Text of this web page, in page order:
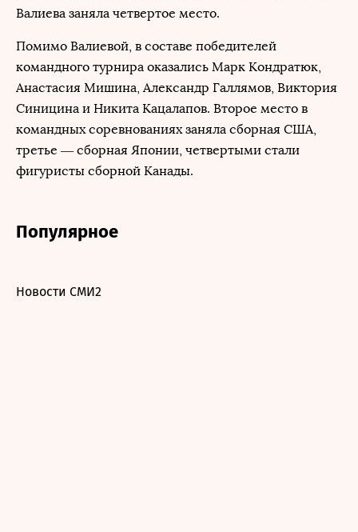
Валиева заняла четвертое место.
Помимо Валиевой, в составе победителей
командного турнира оказались Марк Кондратюк,
Анастасия Мишина, Александр Галлямов, Виктория
Синицина и Никита Кацалапов. Второе место в
командных соревнованиях заняла сборная США,
третье — сборная Японии, четвертыми стали
фигуристы сборной Канады.
Популярное
Новости СМИ2